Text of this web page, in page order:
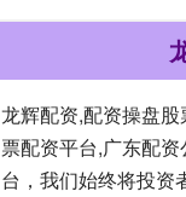
龙辉配资,配资操盘
票配资平台,广东配
台，我们始终将投资